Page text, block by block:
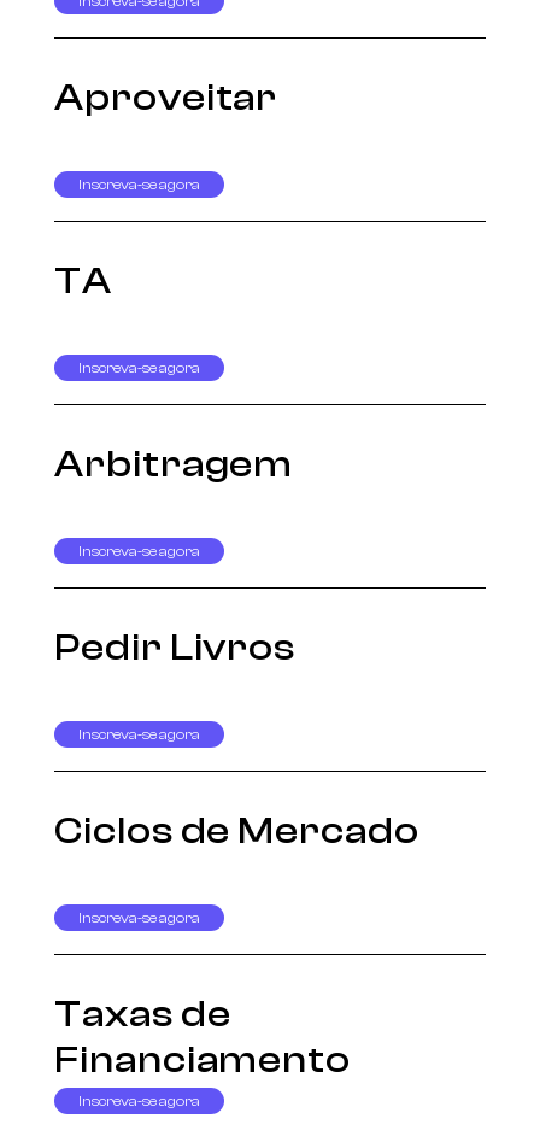
Aproveitar
Inscreva-se agora
TA
Inscreva-se agora
Arbitragem
Inscreva-se agora
Pedir Livros
Inscreva-se agora
Ciclos de Mercado
Inscreva-se agora
Taxas de
Financiamento
Inscreva-se agora